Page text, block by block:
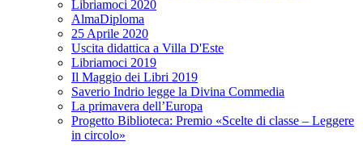
Libriamoci 2020
AlmaDiploma
25 Aprile 2020
Uscita didattica a Villa D'Este
Libriamoci 2019
Il Maggio dei Libri 2019
Saverio Indrio legge la Divina Commedia
La primavera dell’Europa
Progetto Biblioteca: Premio «Scelte di classe – Leggere
in circolo»